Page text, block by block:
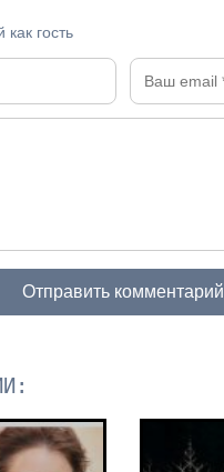
гость
Отправить комментарий